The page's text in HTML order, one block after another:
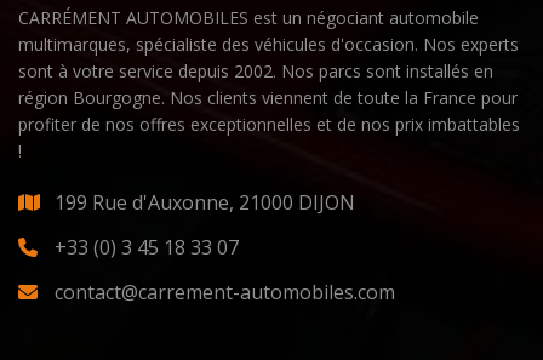
CARRÉMENT AUTOMOBILES est un négociant automobile
multimarques, spécialiste des véhicules d'occasion. Nos experts
sont à votre service depuis 2002. Nos parcs sont installés en
région Bourgogne. Nos clients viennent de toute la France pour
profiter de nos offres exceptionnelles et de nos prix imbattables
!
199 Rue d'Auxonne, 21000 DIJON
+33 (0) 3 45 18 33 07
contact@carrement-automobiles.com